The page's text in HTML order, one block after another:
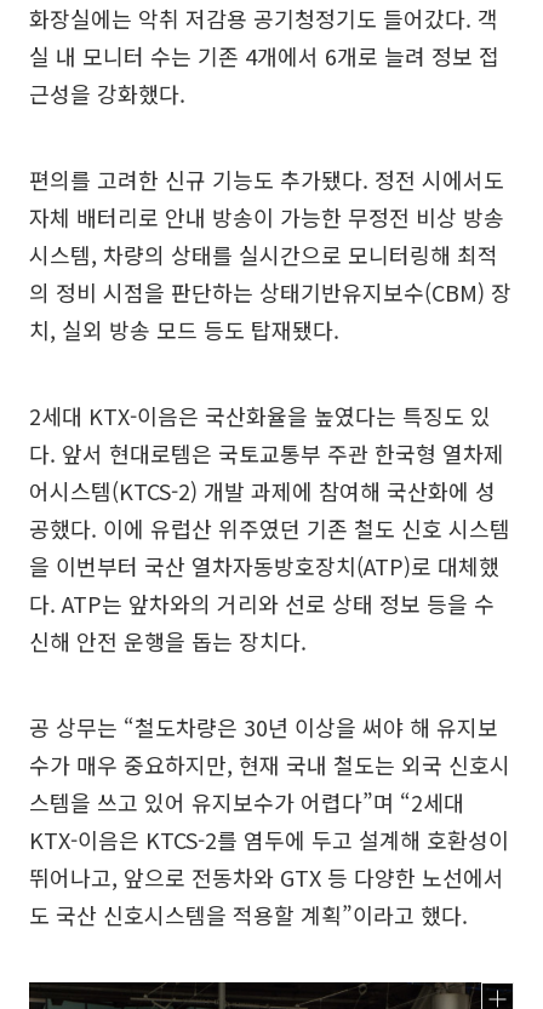
화장실에는 악취 저감용 공기청정기도 들어갔다. 객
실 내 모니터 수는 기존 4개에서 6개로 늘려 정보 접
근성을 강화했다.
편의를 고려한 신규 기능도 추가됐다. 정전 시에서도
자체 배터리로 안내 방송이 가능한 무정전 비상 방송
시스템, 차량의 상태를 실시간으로 모니터링해 최적
의 정비 시점을 판단하는 상태기반유지보수(CBM) 장
치, 실외 방송 모드 등도 탑재됐다.
2세대 KTX-이음은 국산화율을 높였다는 특징도 있
다. 앞서 현대로템은 국토교통부 주관 한국형 열차제
어시스템(KTCS-2) 개발 과제에 참여해 국산화에 성
공했다. 이에 유럽산 위주였던 기존 철도 신호 시스템
을 이번부터 국산 열차자동방호장치(ATP)로 대체했
다. ATP는 앞차와의 거리와 선로 상태 정보 등을 수
신해 안전 운행을 돕는 장치다.
공 상무는 “철도차량은 30년 이상을 써야 해 유지보
수가 매우 중요하지만, 현재 국내 철도는 외국 신호시
스템을 쓰고 있어 유지보수가 어렵다”며 “2세대
KTX-이음은 KTCS-2를 염두에 두고 설계해 호환성이
뛰어나고, 앞으로 전동차와 GTX 등 다양한 노선에서
도 국산 신호시스템을 적용할 계획”이라고 했다.